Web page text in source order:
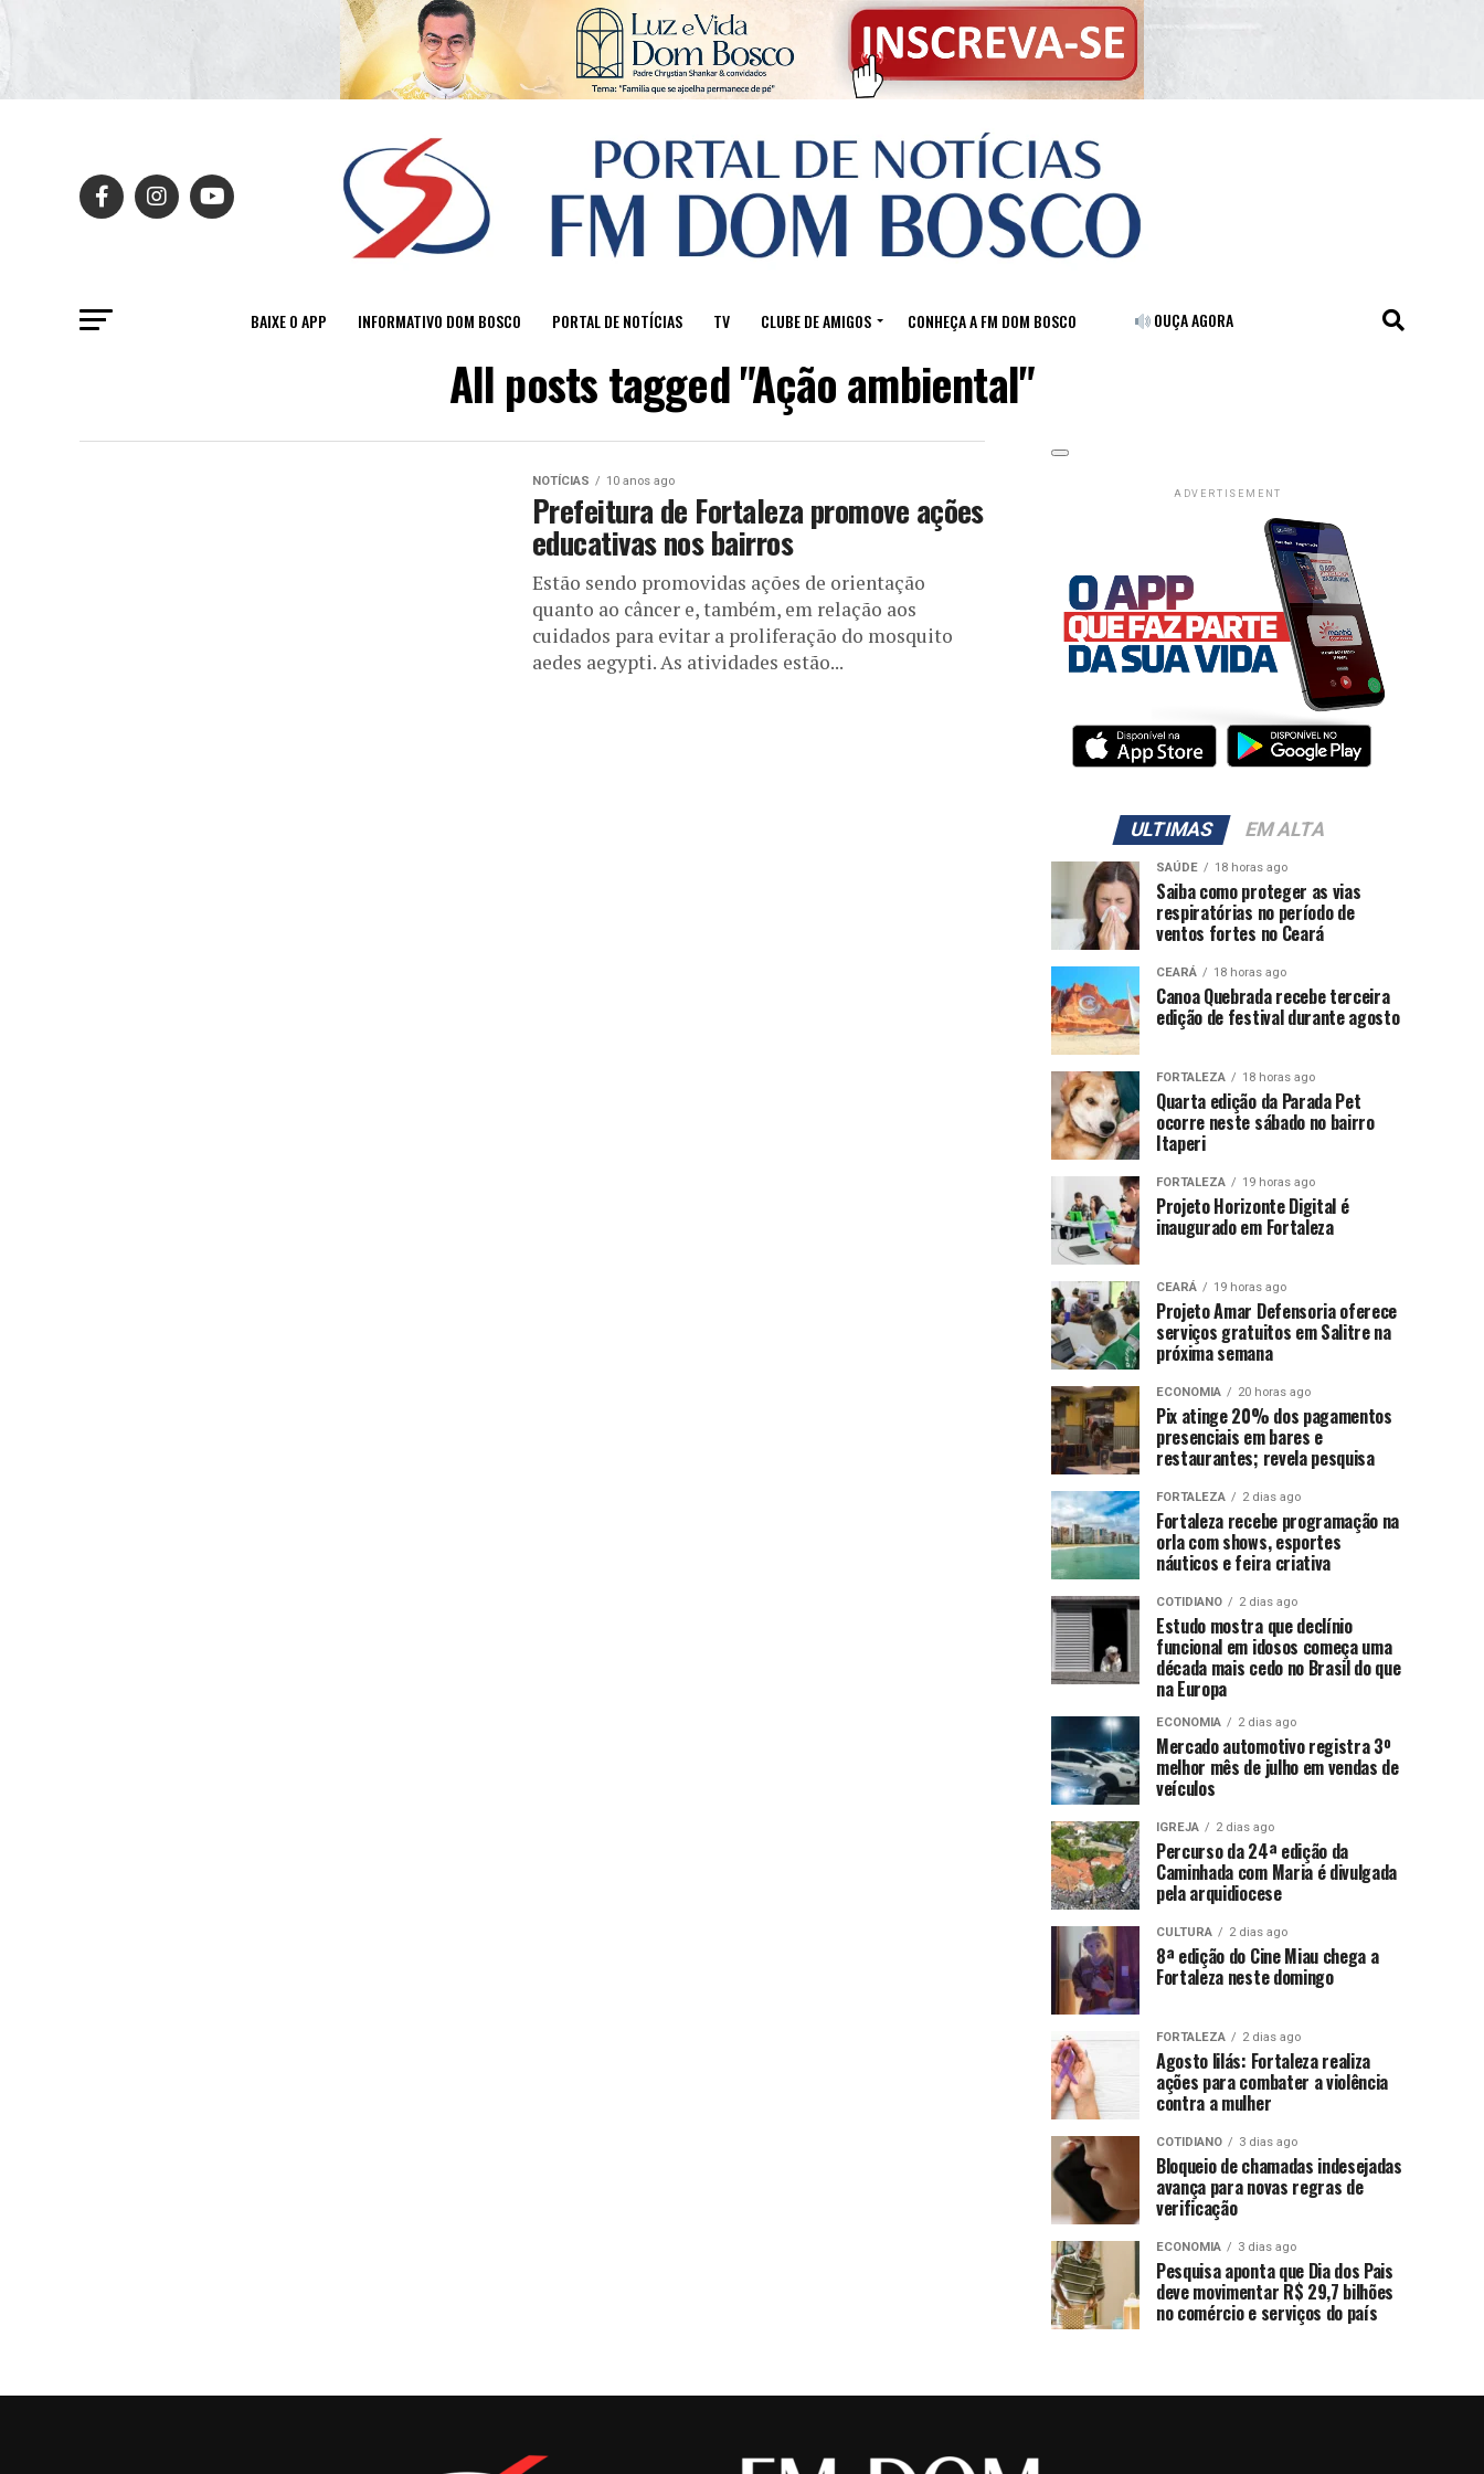
BAIXE O APP INFORMATIVO DOM BOSCO PORTAL DE NOTÍCIAS TV CLUBE DE AMIGOS CONHEÇA A FM DOM BOSCO OUÇA AGORA
All posts tagged "Ação ambiental"
NOTÍCIAS 10 anos ago
Prefeitura de Fortaleza promove ações
educativas nos bairros
Estão sendo promovidas ações de orientação
quanto ao câncer e, também, em relação aos
cuidados para evitar a proliferação do mosquito
aedes aegypti. As atividades estão...
ADVERTISEMENT
ULTIMAS EM ALTA
SAÚDE 18 horas ago
Saiba como proteger as vias
respiratórias no período de
ventos fortes no Ceará
CEARÁ 18 horas ago
Canoa Quebrada recebe terceira
edição de festival durante agosto
FORTALEZA 18 horas ago
Quarta edição da Parada Pet
ocorre neste sábado no bairro
Itaperi
FORTALEZA 19 horas ago
Projeto Horizonte Digital é
inaugurado em Fortaleza
CEARÁ 19 horas ago
Projeto Amar Defensoria oferece
serviços gratuitos em Salitre na
próxima semana
ECONOMIA 20 horas ago
Pix atinge 20% dos pagamentos
presenciais em bares e
restaurantes; revela pesquisa
FORTALEZA 2 dias ago
Fortaleza recebe programação na
orla com shows, esportes
náuticos e feira criativa
COTIDIANO 2 dias ago
Estudo mostra que declínio
funcional em idosos começa uma
década mais cedo no Brasil do que
na Europa
ECONOMIA 2 dias ago
Mercado automotivo registra 3º
melhor mês de julho em vendas de
veículos
IGREJA 2 dias ago
Percurso da 24ª edição da
Caminhada com Maria é divulgada
pela arquidiocese
CULTURA 2 dias ago
8ª edição do Cine Miau chega a
Fortaleza neste domingo
FORTALEZA 2 dias ago
Agosto lilás: Fortaleza realiza
ações para combater a violência
contra a mulher
COTIDIANO 3 dias ago
Bloqueio de chamadas indesejadas
avança para novas regras de
verificação
ECONOMIA 3 dias ago
Pesquisa aponta que Dia dos Pais
deve movimentar R$ 29,7 bilhões
no comércio e serviços do país